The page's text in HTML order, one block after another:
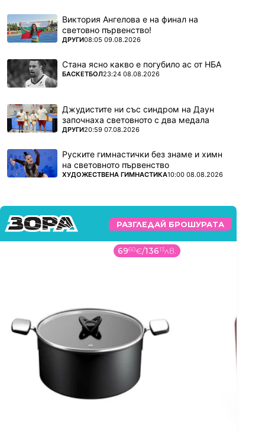
Виктория Ангелова е на финал на
световно първенство!
ПОВЕЧЕ ОТ
ДРУГИ08:05 09.08.2026
Стана ясно какво е погубило ас от НБА
ПОВЕЧЕ ОТ
БАСКЕТБОЛ23:24 08.08.2026
Джудистите ни със синдром на Даун
започнаха световното с два медала
ПОВЕЧЕ ОТ
ДРУГИ20:59 07.08.2026
Руските гимнастички без знаме и химн
на световното първенство
ПОВЕЧЕ ОТ
ХУДОЖЕСТВЕНА ГИМНАСТИКА10:00 08.08.2026
РАЗГЛЕДАЙ БРОШУРАТА
6960€/13613лв.